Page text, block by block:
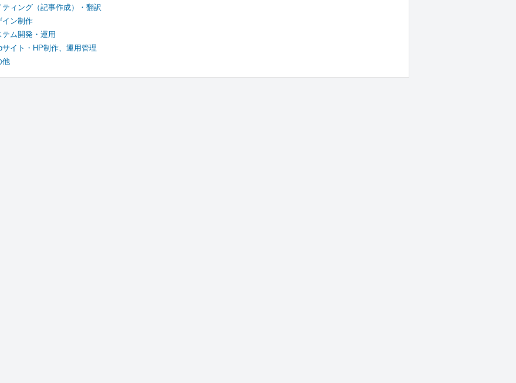
ティング（記事作成）・翻訳
イン制作
テム開発・運用
サイト・HP制作、運用管理
他